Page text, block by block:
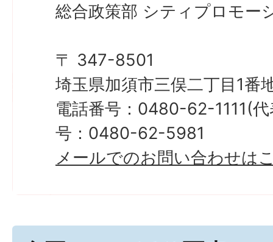
総合政策部 シティプロモー
〒 347-8501
埼玉県加須市三俣二丁目1番
電話番号：0480-62-1111(
号：0480-62-5981
メールでのお問い合わせは